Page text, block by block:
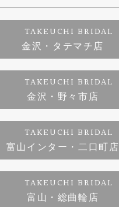
ォーム
ート
手作りペアリング
手作り結婚指輪 and 婚約指輪
り婚約指輪プロポーズプラン
リシー
TAKEUCHI BRIDAL
金沢・タテマチ店
TAKEUCHI BRIDAL
金沢・野々市店
TAKEUCHI BRIDAL
富山インター・二口町店
TAKEUCHI BRIDAL
富山・総曲輪店